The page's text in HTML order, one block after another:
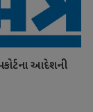
આદેશની